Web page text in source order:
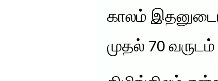
காலம்
முதல் 70 வருடம்